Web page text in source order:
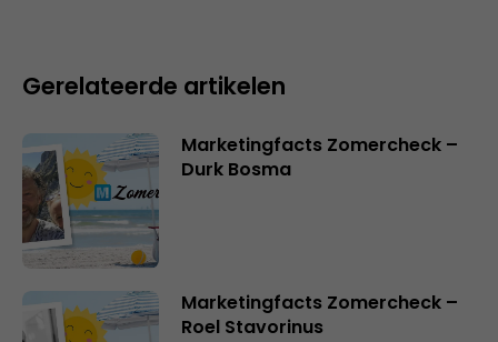
Gerelateerde artikelen
Marketingfacts Zomercheck –
Durk Bosma
Marketingfacts Zomercheck –
Roel Stavorinus